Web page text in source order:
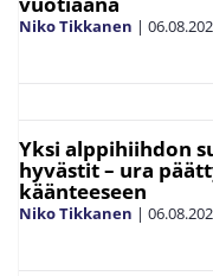
Niko Tikkanen |
Yksi alppihiihdon
hyvästit – ura
käänteeseen
Niko Tikkanen |